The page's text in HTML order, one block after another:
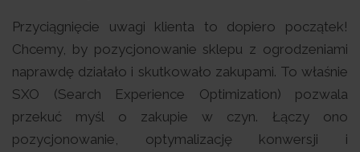
Przyciągnięcie uwagi klienta to dopiero początek!
Chcemy, by pozycjonowanie sklepu z ogrodzeniami
naprawdę działało i skutkowało zakupami. To właśnie
SXO (Search Experience Optimization) pozwala
przekuć myśl o zakupie w czyn. Łączy ono
pozycjonowanie, optymalizację konwersji i